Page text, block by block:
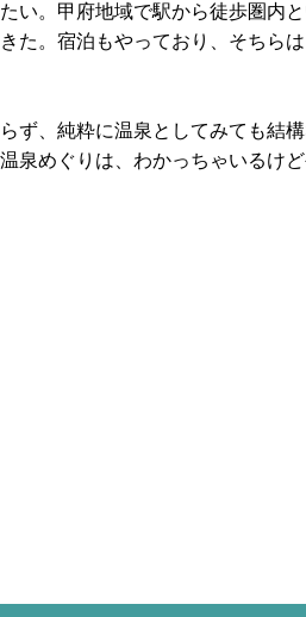
い。甲府地域で駅から徒歩圏内
た。宿泊もやっており、そちら
ず、純粋に温泉としてみても結
泉めぐりは、わかっちゃいるけ